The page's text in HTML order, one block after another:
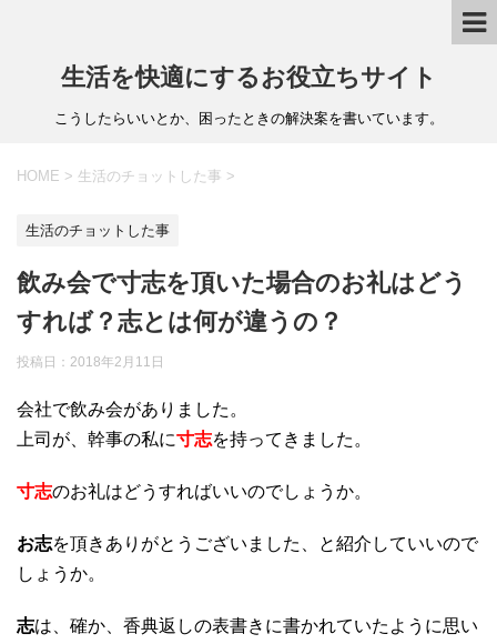
生活を快適にするお役立ちサイト
こうしたらいいとか、困ったときの解決案を書いています。
HOME > 生活のチョットした事 >
生活のチョットした事
飲み会で寸志を頂いた場合のお礼はどう
すれば？志とは何が違うの？
投稿日： 2018年2月11日
会社で飲み会がありました。
上司が、幹事の私に寸志を持ってきました。
寸志のお礼はどうすればいいのでしょうか。
お志を頂きありがとうございました、と紹介していいので
しょうか。
志は、確か、香典返しの表書きに書かれていたように思い